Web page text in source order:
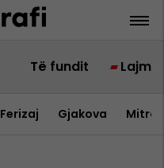
Të fundit Lajme
Ferizaj Gjakova